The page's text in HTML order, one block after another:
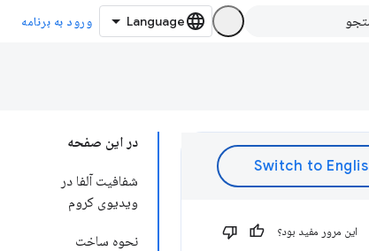
ورود به برنامه
در این صفحه
شفافیت آلفا در
ویدیوی کروم
نحوه ساخت
این مرور مفید بود؟